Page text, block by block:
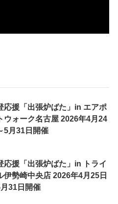
応援「出張炉ばた」in エアポ
ウォーク名古屋 2026年4月24
5月31日開催
応援「出張炉ばた」in トライ
伊勢崎中央店 2026年4月25日
月31日開催